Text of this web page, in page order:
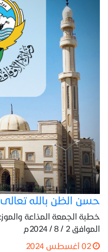
حسن الظن بالله تعالى
الموافق 2 / 8 / 2024م
02 أغسطس 2024